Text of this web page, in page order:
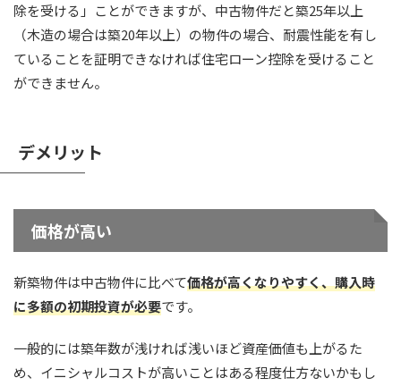
除を受ける」ことができますが、中古物件だと築25年以上
（木造の場合は築20年以上）の物件の場合、耐震性能を有し
ていることを証明できなければ住宅ローン控除を受けること
ができません。
デメリット
価格が高い
新築物件は中古物件に比べて価格が高くなりやすく、購入時
に多額の初期投資が必要です。
一般的には築年数が浅ければ浅いほど資産価値も上がるた
め、イニシャルコストが高いことはある程度仕方ないかもし